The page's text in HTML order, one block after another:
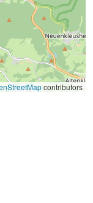
contributors